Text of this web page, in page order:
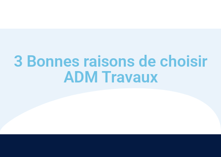
3 Bonnes raisons de choisir
ADM Travaux